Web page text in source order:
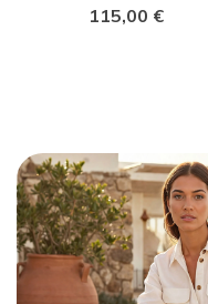
115,00 €